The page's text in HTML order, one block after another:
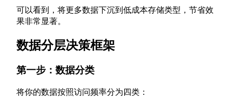
可以看到，将更多数据下沉到低成本存储类型，节省效
果非常显著。
数据分层决策框架
第一步：数据分类
将你的数据按照访问频率分为四类：